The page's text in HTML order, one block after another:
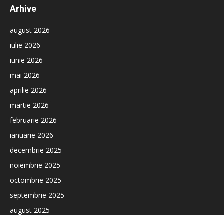
Arhive
august 2026
iulie 2026
iunie 2026
mai 2026
aprilie 2026
martie 2026
februarie 2026
ianuarie 2026
decembrie 2025
noiembrie 2025
octombrie 2025
septembrie 2025
august 2025